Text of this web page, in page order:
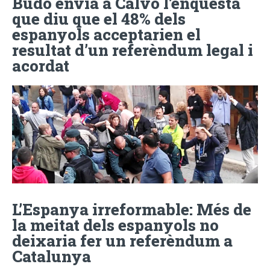
que diu que el 48% dels
espanyols acceptarien el
resultat d’un referèndum legal i
acordat
L’Espanya irreformable: Més de
la meitat dels espanyols no
deixaria fer un referèndum a
Catalunya